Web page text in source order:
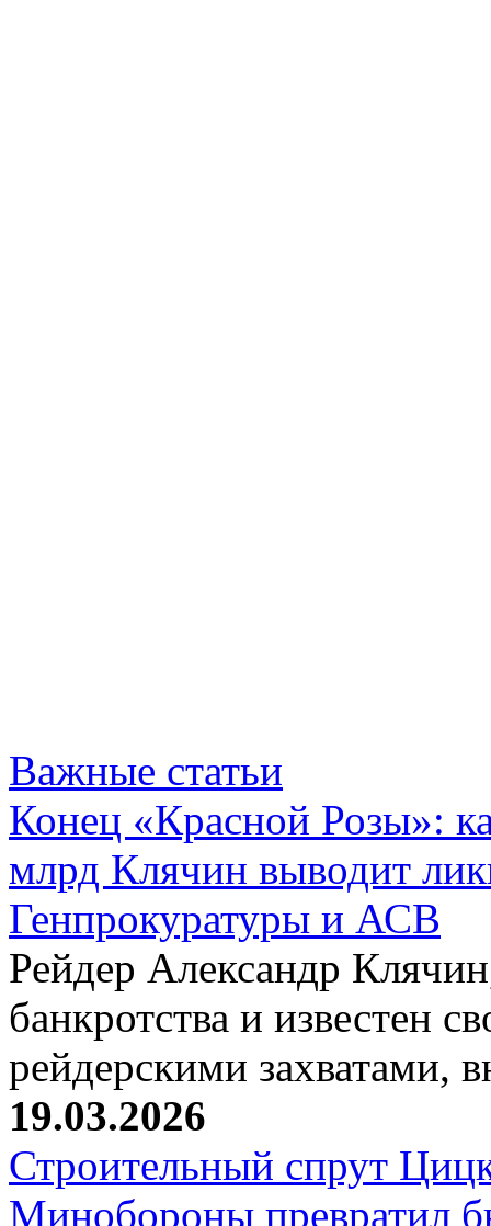
Важные статьи
Конец «Красной Розы»:
млрд Клячин выводит
Генпрокуратуры и АСВ
Рейдер Александр
банкротства и известен
рейдерскими захватами,
19.03.2026
Строительный спрут
Минобороны превратил